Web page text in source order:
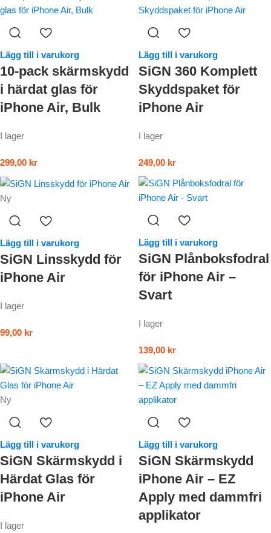
Lägg till i varukorg
10-pack skärmskydd
i härdat glas för
iPhone Air, Bulk
I lager
299,00 kr
Lägg till i varukorg
SiGN 360 Komplett
Skyddspaket för
iPhone Air
I lager
249,00 kr
Ny
Lägg till i varukorg
SiGN Linsskydd för
iPhone Air
I lager
99,00 kr
Lägg till i varukorg
SiGN Plånboksfodral
för iPhone Air –
Svart
I lager
139,00 kr
Ny
Lägg till i varukorg
SiGN Skärmskydd i
Härdat Glas för
iPhone Air
I lager
Lägg till i varukorg
SiGN Skärmskydd
iPhone Air – EZ
Apply med dammfri
applikator